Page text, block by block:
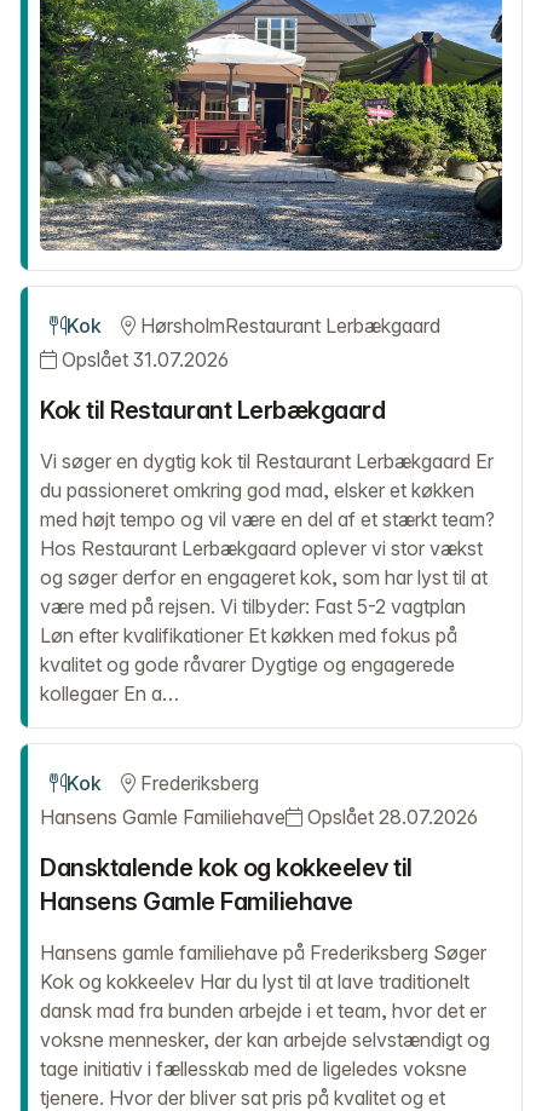
Kok HørsholmRestaurant Lerbækgaard
Opslået 31.07.2026
Kok til Restaurant Lerbækgaard
Vi søger en dygtig kok til Restaurant Lerbækgaard Er
du passioneret omkring god mad, elsker et køkken
med højt tempo og vil være en del af et stærkt team?
Hos Restaurant Lerbækgaard oplever vi stor vækst
og søger derfor en engageret kok, som har lyst til at
være med på rejsen. Vi tilbyder: Fast 5-2 vagtplan
Løn efter kvalifikationer Et køkken med fokus på
kvalitet og gode råvarer Dygtige og engagerede
kollegaer En a…
Kok
Frederiksberg
Hansens Gamle Familiehave
Opslået 28.07.2026
Dansktalende kok og kokkeelev til
Hansens Gamle Familiehave
Hansens gamle familiehave på Frederiksberg Søger
Kok og kokkeelev Har du lyst til at lave traditionelt
dansk mad fra bunden arbejde i et team, hvor det er
voksne mennesker, der kan arbejde selvstændigt og
tage initiativ i fællesskab med de ligeledes voksne
tjenere. Hvor der bliver sat pris på kvalitet og et